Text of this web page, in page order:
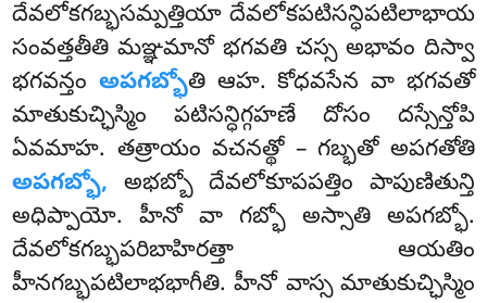
దేవలోకగబ్భసమ్పత్తియా దేవలోకపటిసన్ధిపటిలాభాయ
సంవత్తతీతి మఞ్ఞమానో భగవతి చస్స అభావం దిస్వా
భగవన్తం అపగబ్భోతి ఆహ. కోధవసేన వా భగవతో
మాతుకుచ్ఛిస్మిం పటిసన్ధిగ్గహణే దోసం దస్సేన్తోపి
ఏవమాహ. తత్రాయం వచనత్థో – గబ్భతో అపగతోతి
అపగబ్భో, అభబ్బో దేవలోకూపపత్తిం పాపుణితున్తి
అధిప్పాయో. హీనో వా గబ్భో అస్సాతి అపగబ్భో.
దేవలోకగబ్భపరిబాహిరత్తా ఆయతిం
హీనగబ్భపటిలాభభాగీతి. హీనో వాస్స మాతుకుచ్ఛిస్మిం